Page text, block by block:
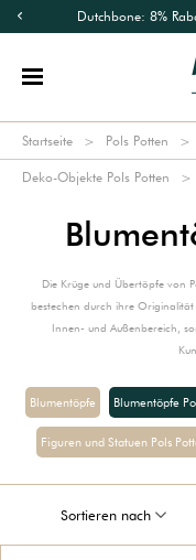
Dutchbone: 8%
Startseite Pols Potten
Deko-Objekte Pols Potten
Die Krüge und Übertöpfe von
bestechen durch ihre
Innen- und Außenbereich,
Blumentöpfe Blumentöpfe
Figuren und Statuen Pols
Sortieren nach